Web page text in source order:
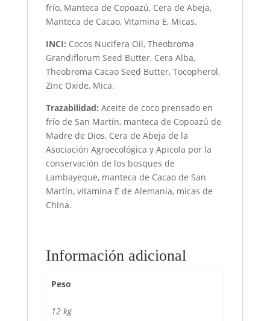
frío, Manteca de Copoazú, Cera de Abeja,
Manteca de Cacao, Vitamina E, Micas.
INCI: Cocos Nucifera Oil, Theobroma
Grandiflorum Seed Butter, Cera Alba,
Theobroma Cacao Seed Butter, Tocopherol,
Zinc Oxide, Mica.
Trazabilidad: Aceite de coco prensado en
frío de San Martín, manteca de Copoazú de
Madre de Dios, Cera de Abeja de la
Asociación Agroecológica y Apicola por la
conservación de los bosques de
Lambayeque, manteca de Cacao de San
Martín, vitamina E de Alemania, micas de
China.
Información adicional
Peso
12 kg